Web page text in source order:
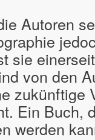
Autoren
sie
von den
zukünftige
Ein Buch,
werden